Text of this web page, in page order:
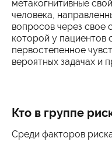
метакогнитивные
человека,
вопросов через свое
которой у пациентов
первостепенное
вероятных задачах и
Кто в группе
Среди факторов